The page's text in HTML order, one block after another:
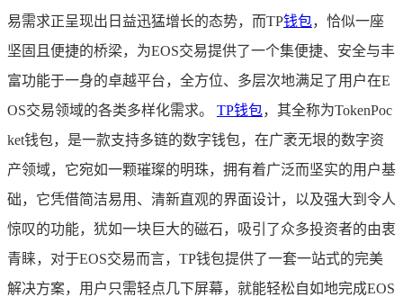
易需求正呈现出日益迅猛增长的态势，而TP钱包，恰似一座
坚固且便捷的桥梁，为EOS交易提供了一个集便捷、安全与丰
富功能于一身的卓越平台，全方位、多层次地满足了用户在E
OS交易领域的各类多样化需求。 TP钱包，其全称为TokenPoc
ket钱包，是一款支持多链的数字钱包，在广袤无垠的数字资
产领域，它宛如一颗璀璨的明珠，拥有着广泛而坚实的用户基
础，它凭借简洁易用、清新直观的界面设计，以及强大到令人
惊叹的功能，犹如一块巨大的磁石，吸引了众多投资者的由衷
青睐，对于EOS交易而言，TP钱包提供了一套一站式的完美
解决方案，用户只需轻点几下屏幕，就能轻松自如地完成EOS